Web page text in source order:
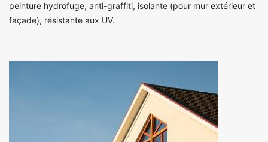
peinture hydrofuge, anti-graffiti, isolante (pour mur extérieur et
façade), résistante aux UV.